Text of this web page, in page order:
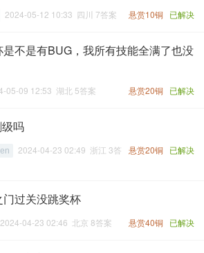
悬赏10铜 已解决
2024-05-12 10:33 四川 7答案
不是有BUG，我所有技能全满了也没
悬赏20铜 已解决
05-09 12:53 湖北 5答案
吗
悬赏20铜 已解决
2024-04-23 02:49 浙江 3答
过关没跳奖杯
悬赏40铜 已解决
2024-04-23 02:46 北京 8答案